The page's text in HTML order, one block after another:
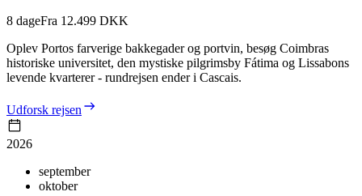
8 dageFra 12.499 DKK
Oplev Portos farverige bakkegader og portvin, besøg Coimbras
historiske universitet, den mystiske pilgrimsby Fátima og Lissabons
levende kvarterer - rundrejsen ender i Cascais.
Udforsk rejsen
2026
september
oktober